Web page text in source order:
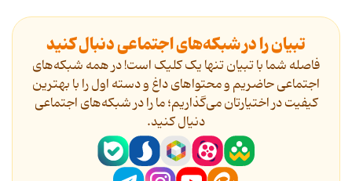
تبیان را در شبکه‌های اجتماعی دنبال کنید
فاصله شما با تبیان تنها یک کلیک است! در همه شبکه‌های
اجتماعی حاضریم و محتواهای داغ و دسته اول را با بهترین
کیفیت در اختیارتان می‌گذاریم؛ ما را در شبکه‌های اجتماعی
دنیال کنید.